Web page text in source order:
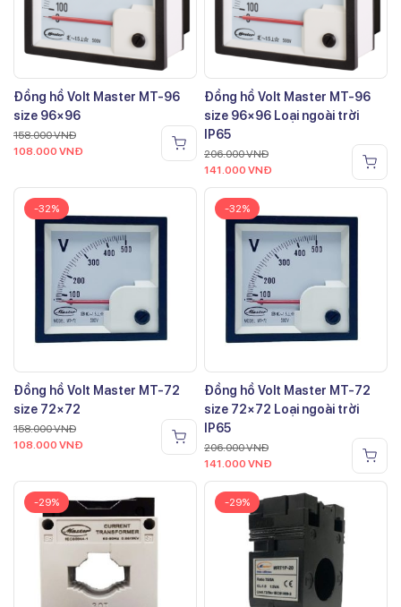
Đồng hồ Volt Master MT-96
size 96×96
158.000VNĐ
108.000 VNĐ
Đồng hồ Volt Master MT-96
size 96×96 Loại ngoài trời
IP65
206.000VNĐ
141.000 VNĐ
-32%
Đồng hồ Volt Master MT-72
size 72×72
158.000VNĐ
108.000 VNĐ
-32%
Đồng hồ Volt Master MT-72
size 72×72 Loại ngoài trời
IP65
206.000VNĐ
141.000 VNĐ
-29% -29%